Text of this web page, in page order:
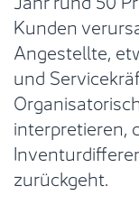
Kunden
Angestellte,
und
interpretieren,
zurückgeht.